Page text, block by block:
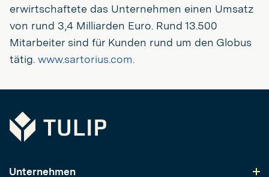
erwirtschaftete das Unternehmen einen Umsatz
von rund 3,4 Milliarden Euro. Rund 13.500
Mitarbeiter sind für Kunden rund um den Globus
tätig. www.sartorius.com.
Tulip
Unternehmen